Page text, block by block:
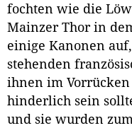
fochten wie die
Mainzer Thor in
einige Kanonen
stehenden
ihnen im
hinderlich sein
und sie wurden